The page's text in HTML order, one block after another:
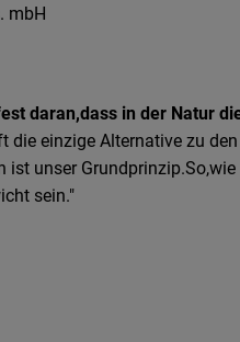
mbH
daran,dass in der Natur
einzige Alternative zu
ist unser
sein."